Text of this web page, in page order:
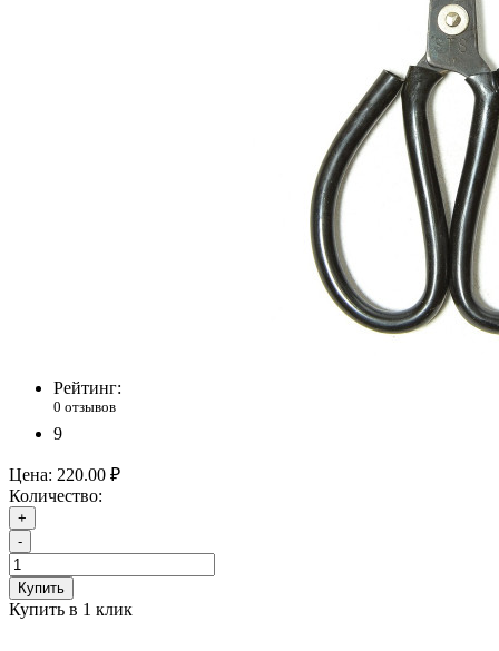
Рейтинг:
0 отзывов
9
Цена: 220.00 ₽
Количество:
+
-
Купить
Купить в 1 клик